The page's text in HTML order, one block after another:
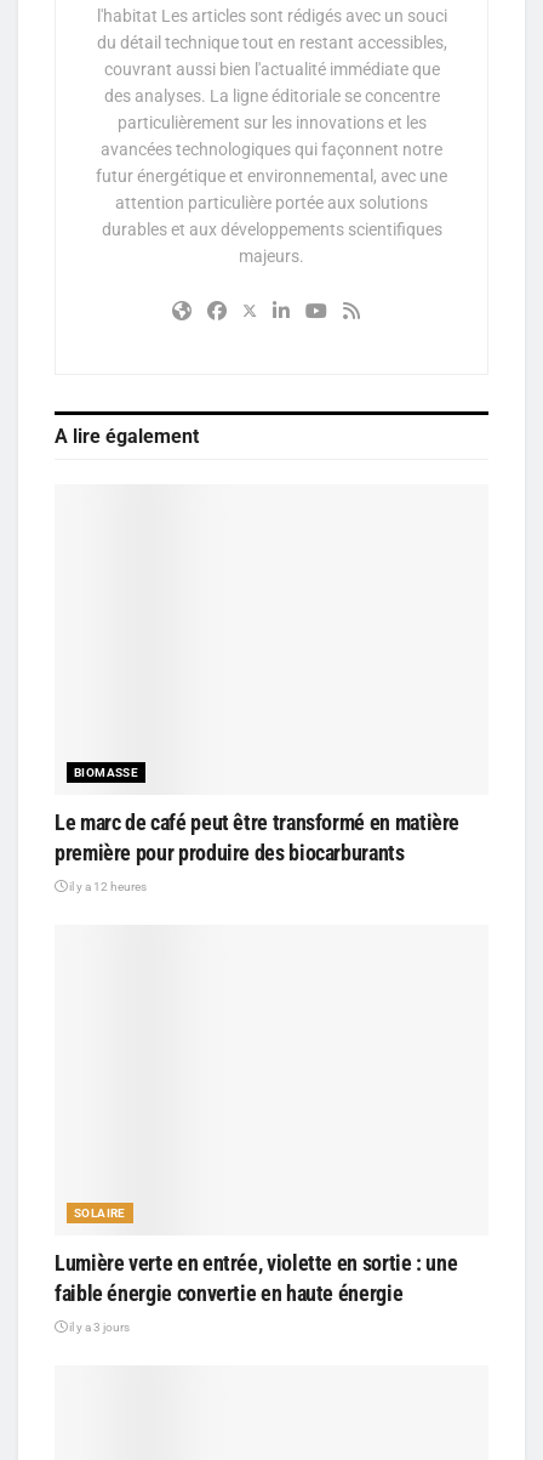
l'habitat Les articles sont rédigés avec un souci
du détail technique tout en restant accessibles,
couvrant aussi bien l'actualité immédiate que
des analyses. La ligne éditoriale se concentre
particulièrement sur les innovations et les
avancées technologiques qui façonnent notre
futur énergétique et environnemental, avec une
attention particulière portée aux solutions
durables et aux développements scientifiques
majeurs.
A lire également
BIOMASSE
Le marc de café peut être transformé en matière
première pour produire des biocarburants
il y a 12 heures
SOLAIRE
Lumière verte en entrée, violette en sortie : une
faible énergie convertie en haute énergie
il y a 3 jours